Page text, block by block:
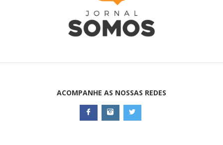
ACOMPANHE AS NOSSAS REDES